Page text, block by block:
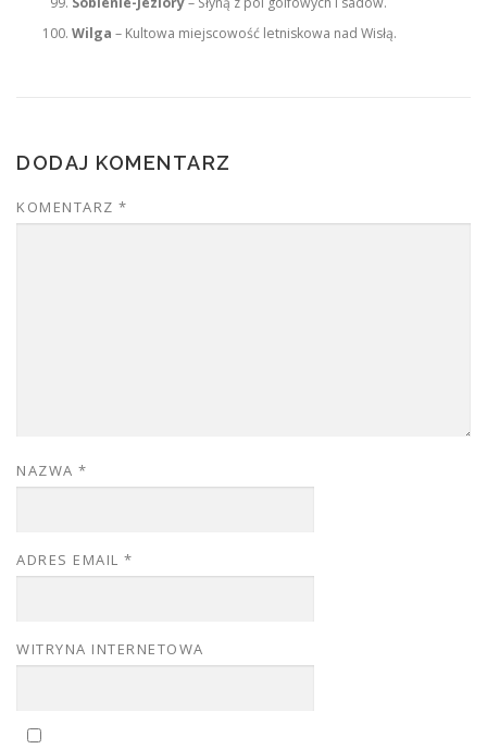
Wilga – Kultowa miejscowość letniskowa nad Wisłą.
DODAJ KOMENTARZ
KOMENTARZ *
NAZWA *
ADRES EMAIL *
WITRYNA INTERNETOWA